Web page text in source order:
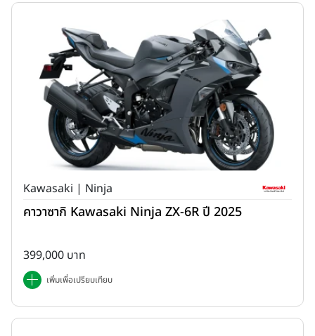
Kawasaki | Ninja
คาวาซากิ Kawasaki Ninja ZX-6R ปี 2025
399,000 บาท
เพิ่มเพื่อเปรียบเทียบ